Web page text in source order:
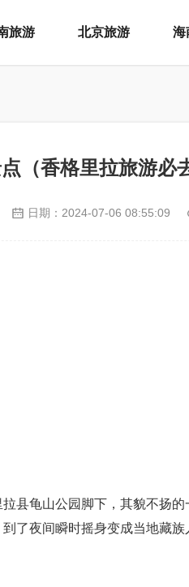
旅游 北京旅游 海
（香格里拉旅游必
日期： 2024-07-06 08:55:09
县龟山公园脚下，其貌不扬
了夜间瞬时摇身变成当地藏